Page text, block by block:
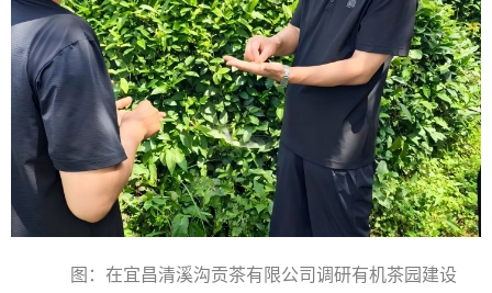
图： 在宜昌清溪沟贡茶有限公司调研有机茶园建设